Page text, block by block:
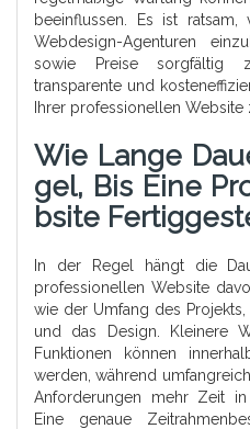
beeinflussen. Es ist ratsam,
Webdesign-Agenturen
sowie Preise sorgfältig
transparente und
Ihrer professionellen Website
Wie Lange
Gel, Bis Eine
Bsite
In der Regel hängt die
professionellen Website
wie der Umfang des
und das Design. Kleinere
Funktionen können
werden, während
Anforderungen mehr Zeit
Eine genaue